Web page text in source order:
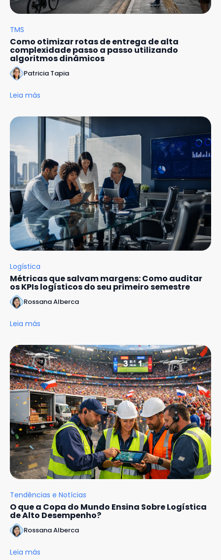
TMS
Como otimizar rotas de entrega de alta
complexidade passo a passo utilizando
algoritmos dinâmicos
Patricia Tapia
Leia más
Logística
Métricas que salvam margens: Como auditar
os KPIs logísticos do seu primeiro semestre
Rossana Alberca
Leia más
Tendências e Notícias
O que a Copa do Mundo Ensina Sobre Logística
de Alto Desempenho?
Rossana Alberca
Leia más